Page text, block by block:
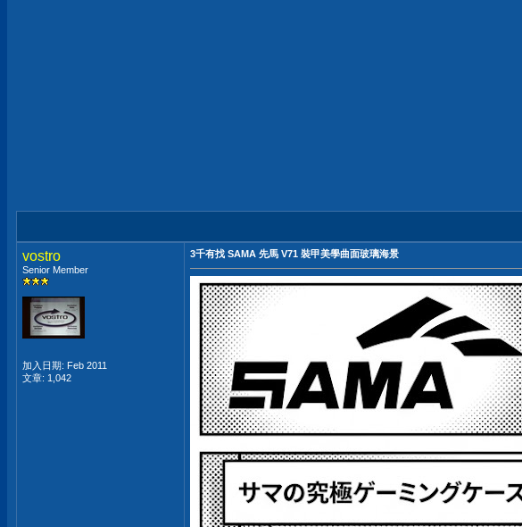
vostro
Senior Member
加入日期: Feb 2011
文章: 1,042
3千有找 SAMA 先馬 V71 裝甲美學曲面玻璃海景